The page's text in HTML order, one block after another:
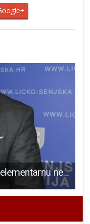
Župan Milinović proglasio elementarnu nepogodu tuča za područje općine Plitvička Jezera